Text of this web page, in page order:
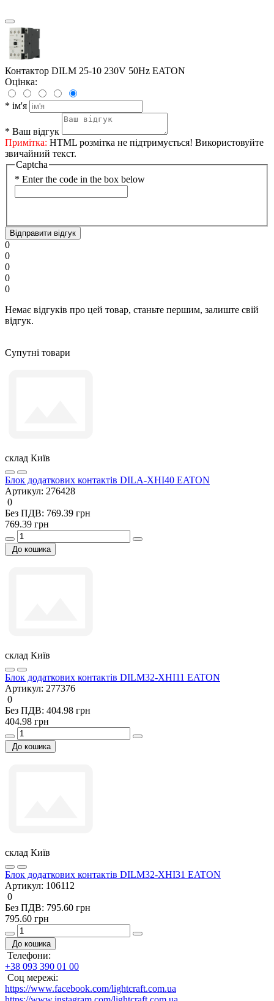
Контактор DILM 25-10 230V 50Hz EATON
Оцінка:
* ім'я
* Ваш відгук
Примітка: HTML розмітка не підтримується! Використовуйте
звичайний текст.
Captcha
* Enter the code in the box below
Відправити відгук
0
0
0
0
0
Немає відгуків про цей товар, станьте першим, залиште свій
відгук.
Супутні товари
склад Київ
Блок додаткових контактів DILA-XHI40 EATON
Артикул: 276428
0
Без ПДВ: 769.39 грн
769.39 грн
До кошика
склад Київ
Блок додаткових контактів DILM32-XHI11 EATON
Артикул: 277376
0
Без ПДВ: 404.98 грн
404.98 грн
До кошика
склад Київ
Блок додаткових контактів DILM32-XHI31 EATON
Артикул: 106112
0
Без ПДВ: 795.60 грн
795.60 грн
До кошика
Телефони:
+38 093 390 01 00
Соц мережі:
https://www.facebook.com/lightcraft.com.ua